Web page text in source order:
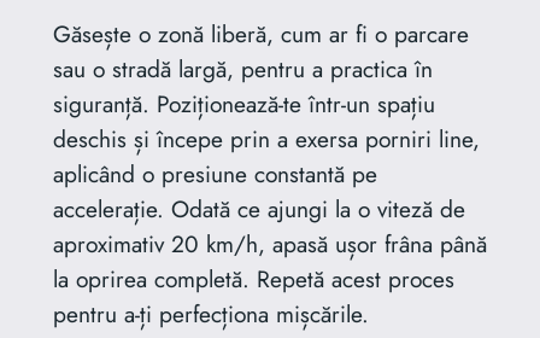
Găsește o zonă liberă, cum ar fi o parcare
sau o stradă largă, pentru a practica în
siguranță. Poziționează-te într-un spațiu
deschis și începe prin a exersa porniri line,
aplicând o presiune constantă pe
accelerație. Odată ce ajungi la o viteză de
aproximativ 20 km/h, apasă ușor frâna până
la oprirea completă. Repetă acest proces
pentru a-ți perfecționa mișcările.